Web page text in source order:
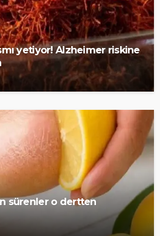
yetiyor! Alzheimer riskine
sürenler o dertten